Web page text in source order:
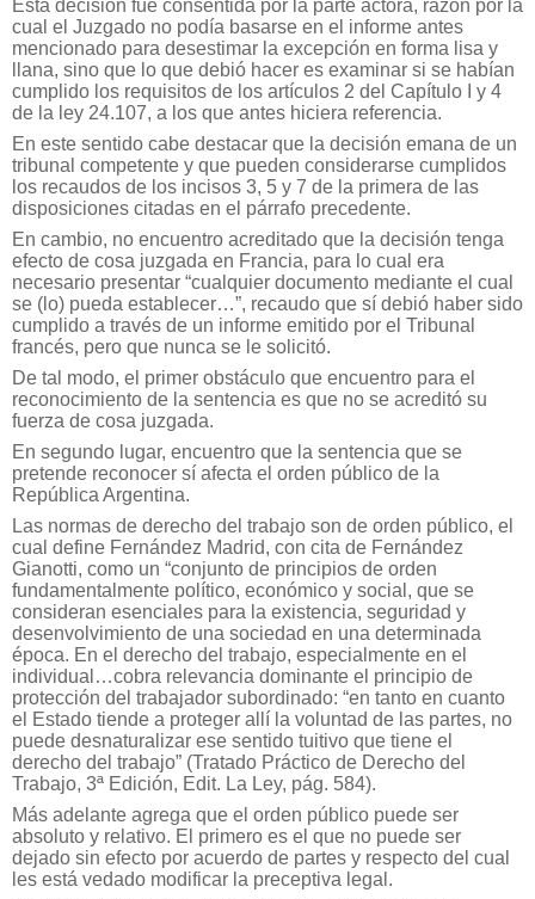
Esta decisión fue consentida por la parte actora, razón por la
cual el Juzgado no podía basarse en el informe antes
mencionado para desestimar la excepción en forma lisa y
llana, sino que lo que debió hacer es examinar si se habían
cumplido los requisitos de los artículos 2 del Capítulo I y 4
de la ley 24.107, a los que antes hiciera referencia.
En este sentido cabe destacar que la decisión emana de un
tribunal competente y que pueden considerarse cumplidos
los recaudos de los incisos 3, 5 y 7 de la primera de las
disposiciones citadas en el párrafo precedente.
En cambio, no encuentro acreditado que la decisión tenga
efecto de cosa juzgada en Francia, para lo cual era
necesario presentar “cualquier documento mediante el cual
se (lo) pueda establecer…”, recaudo que sí debió haber sido
cumplido a través de un informe emitido por el Tribunal
francés, pero que nunca se le solicitó.
De tal modo, el primer obstáculo que encuentro para el
reconocimiento de la sentencia es que no se acreditó su
fuerza de cosa juzgada.
En segundo lugar, encuentro que la sentencia que se
pretende reconocer sí afecta el orden público de la
República Argentina.
Las normas de derecho del trabajo son de orden público, el
cual define Fernández Madrid, con cita de Fernández
Gianotti, como un “conjunto de principios de orden
fundamentalmente político, económico y social, que se
consideran esenciales para la existencia, seguridad y
desenvolvimiento de una sociedad en una determinada
época. En el derecho del trabajo, especialmente en el
individual…cobra relevancia dominante el principio de
protección del trabajador subordinado: “en tanto en cuanto
el Estado tiende a proteger allí la voluntad de las partes, no
puede desnaturalizar ese sentido tuitivo que tiene el
derecho del trabajo” (Tratado Práctico de Derecho del
Trabajo, 3ª Edición, Edit. La Ley, pág. 584).
Más adelante agrega que el orden público puede ser
absoluto y relativo. El primero es el que no puede ser
dejado sin efecto por acuerdo de partes y respecto del cual
les está vedado modificar la preceptiva legal.